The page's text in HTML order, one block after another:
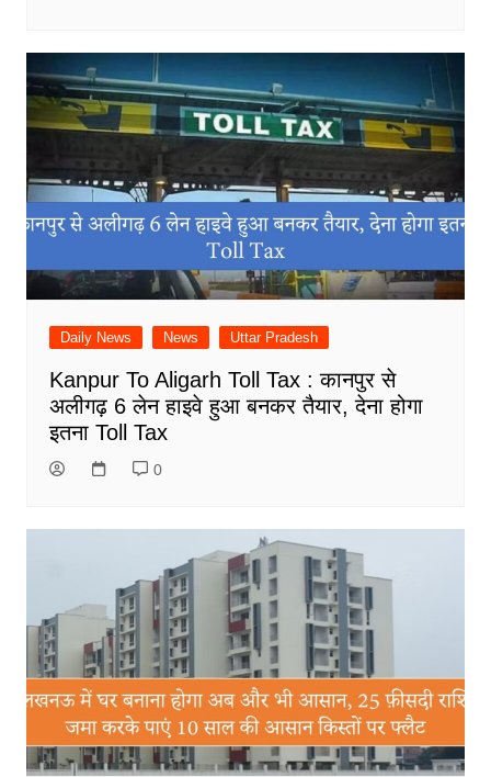
Daily News News Uttar Pradesh
Kanpur To Aligarh Toll Tax : कानपुर से
अलीगढ़ 6 लेन हाइवे हुआ बनकर तैयार, देना होगा
इतना Toll Tax
0